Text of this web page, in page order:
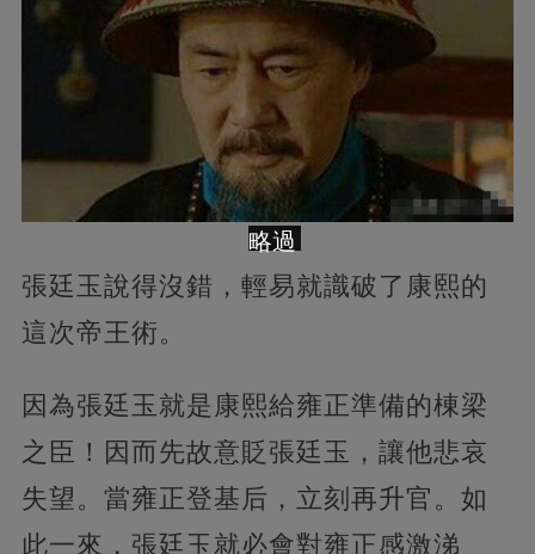
張廷玉說得沒錯，輕易就識破了康熙的
這次帝王術。
因為張廷玉就是康熙給雍正準備的棟梁
之臣！因而先故意貶張廷玉，讓他悲哀
失望。當雍正登基后，立刻再升官。如
此一來，張廷玉就必會對雍正感激涕
略過